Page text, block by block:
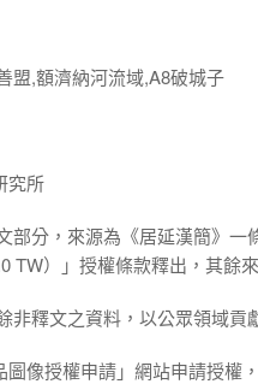
盟,額濟納河流域,A8破城子
究所
部分，來源為《居延漢簡》
TW）」授權條款釋出，其餘
非釋文之資料，以公眾領域貢
像授權申請」網站申請授權